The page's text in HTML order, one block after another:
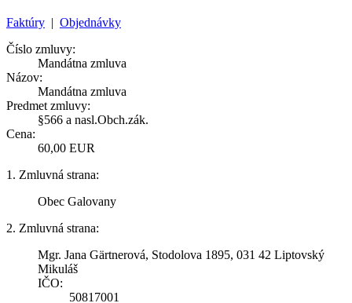
Faktúry | Objednávky
Číslo zmluvy:
Mandátna zmluva
Názov:
Mandátna zmluva
Predmet zmluvy:
§566 a nasl.Obch.zák.
Cena:
60,00 EUR
1. Zmluvná strana:
Obec Galovany
2. Zmluvná strana:
Mgr. Jana Gärtnerová, Stodolova 1895, 031 42 Liptovský
Mikuláš
IČO:
50817001